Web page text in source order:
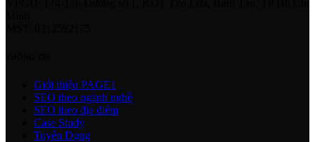
Giới thiệu PAGE1
SEO theo ngành nghề
SEO theo địa điểm
Case Study
Tuyển Dụng